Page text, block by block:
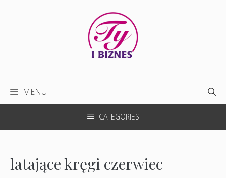
MENU
CATEGORIES
latające kręgi czerwiec